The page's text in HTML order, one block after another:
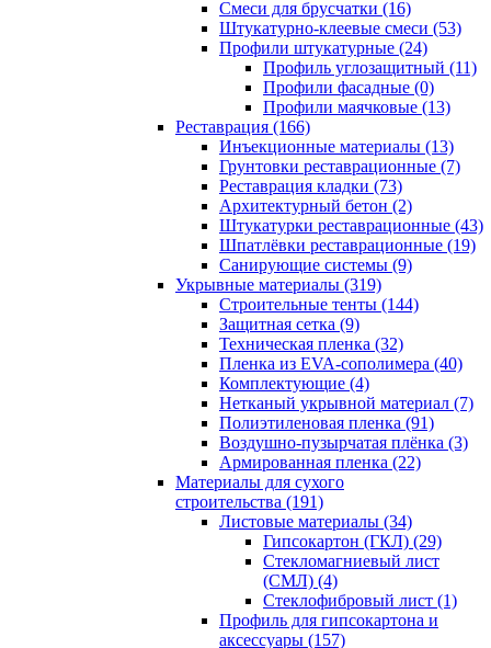
Смеси для брусчатки (16)
Штукатурно-клеевые смеси (53)
Профили штукатурные (24)
Профиль углозащитный (11)
Профили фасадные (0)
Профили маячковые (13)
Реставрация (166)
Инъекционные материалы (13)
Грунтовки реставрационные (7)
Реставрация кладки (73)
Архитектурный бетон (2)
Штукатурки реставрационные (43)
Шпатлёвки реставрационные (19)
Санирующие системы (9)
Укрывные материалы (319)
Строительные тенты (144)
Защитная сетка (9)
Техническая пленка (32)
Пленка из EVA-сополимера (40)
Комплектующие (4)
Нетканый укрывной материал (7)
Полиэтиленовая пленка (91)
Воздушно-пузырчатая плёнка (3)
Армированная пленка (22)
Материалы для сухого
строительства (191)
Листовые материалы (34)
Гипсокартон (ГКЛ) (29)
Стекломагниевый лист
(СМЛ) (4)
Cтеклофибровый лист (1)
Профиль для гипсокартона и
аксессуары (157)